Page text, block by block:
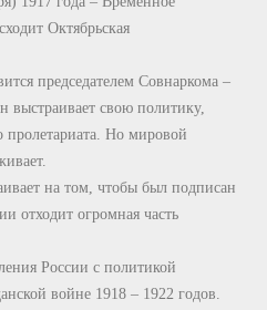
Октябрьская
председателем Совнаркома –
выстраивает свою политику,
пролетариата. Но мировой
на том, чтобы был подписан
отходит огромная часть
России с политикой
войне 1918 – 1922 годов.